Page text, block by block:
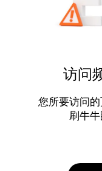
访问
您所要访问
刷牛